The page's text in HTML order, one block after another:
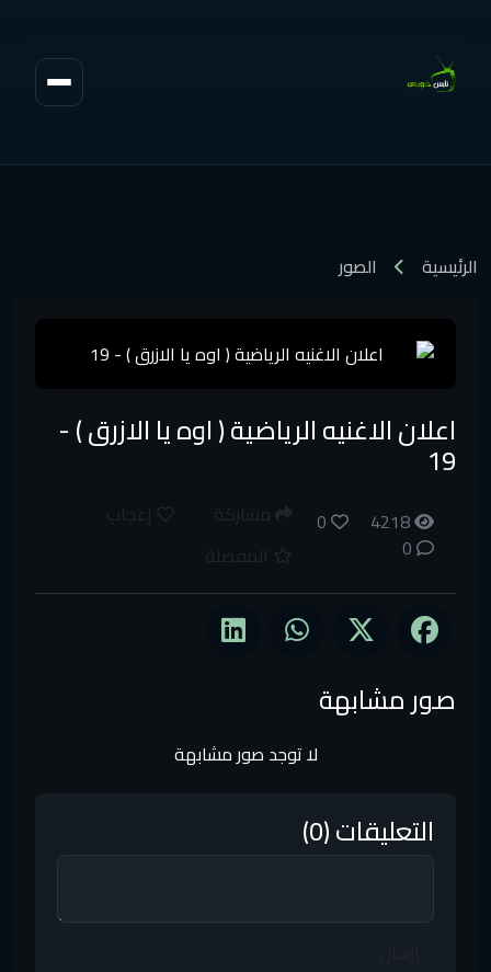
الرئيسية الصور
اعلان الاغنيه الرياضية ( اوه يا الازرق ) -
19
4218
0
0
صور مشابهة
لا توجد صور مشابهة
التعليقات (0)